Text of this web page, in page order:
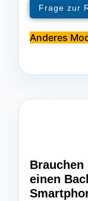
Frage zur
Anderes
Brauchen
einen